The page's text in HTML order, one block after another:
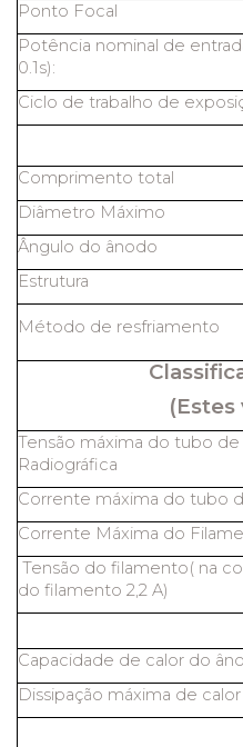
Ponto Focal
Potência nominal de
0.1s):
Ciclo de trabalho de
Comprimento total
Diâmetro Máximo
Ângulo do ânodo
Estrutura
Método de resfriamento
Tensão máxima do tubo de
Radiográfica
Corrente máxima do tubo
Corrente Máxima do
Tensão do filamento( na
do filamento 2,2 A)
Capacidade de calor do
Dissipação máxima de